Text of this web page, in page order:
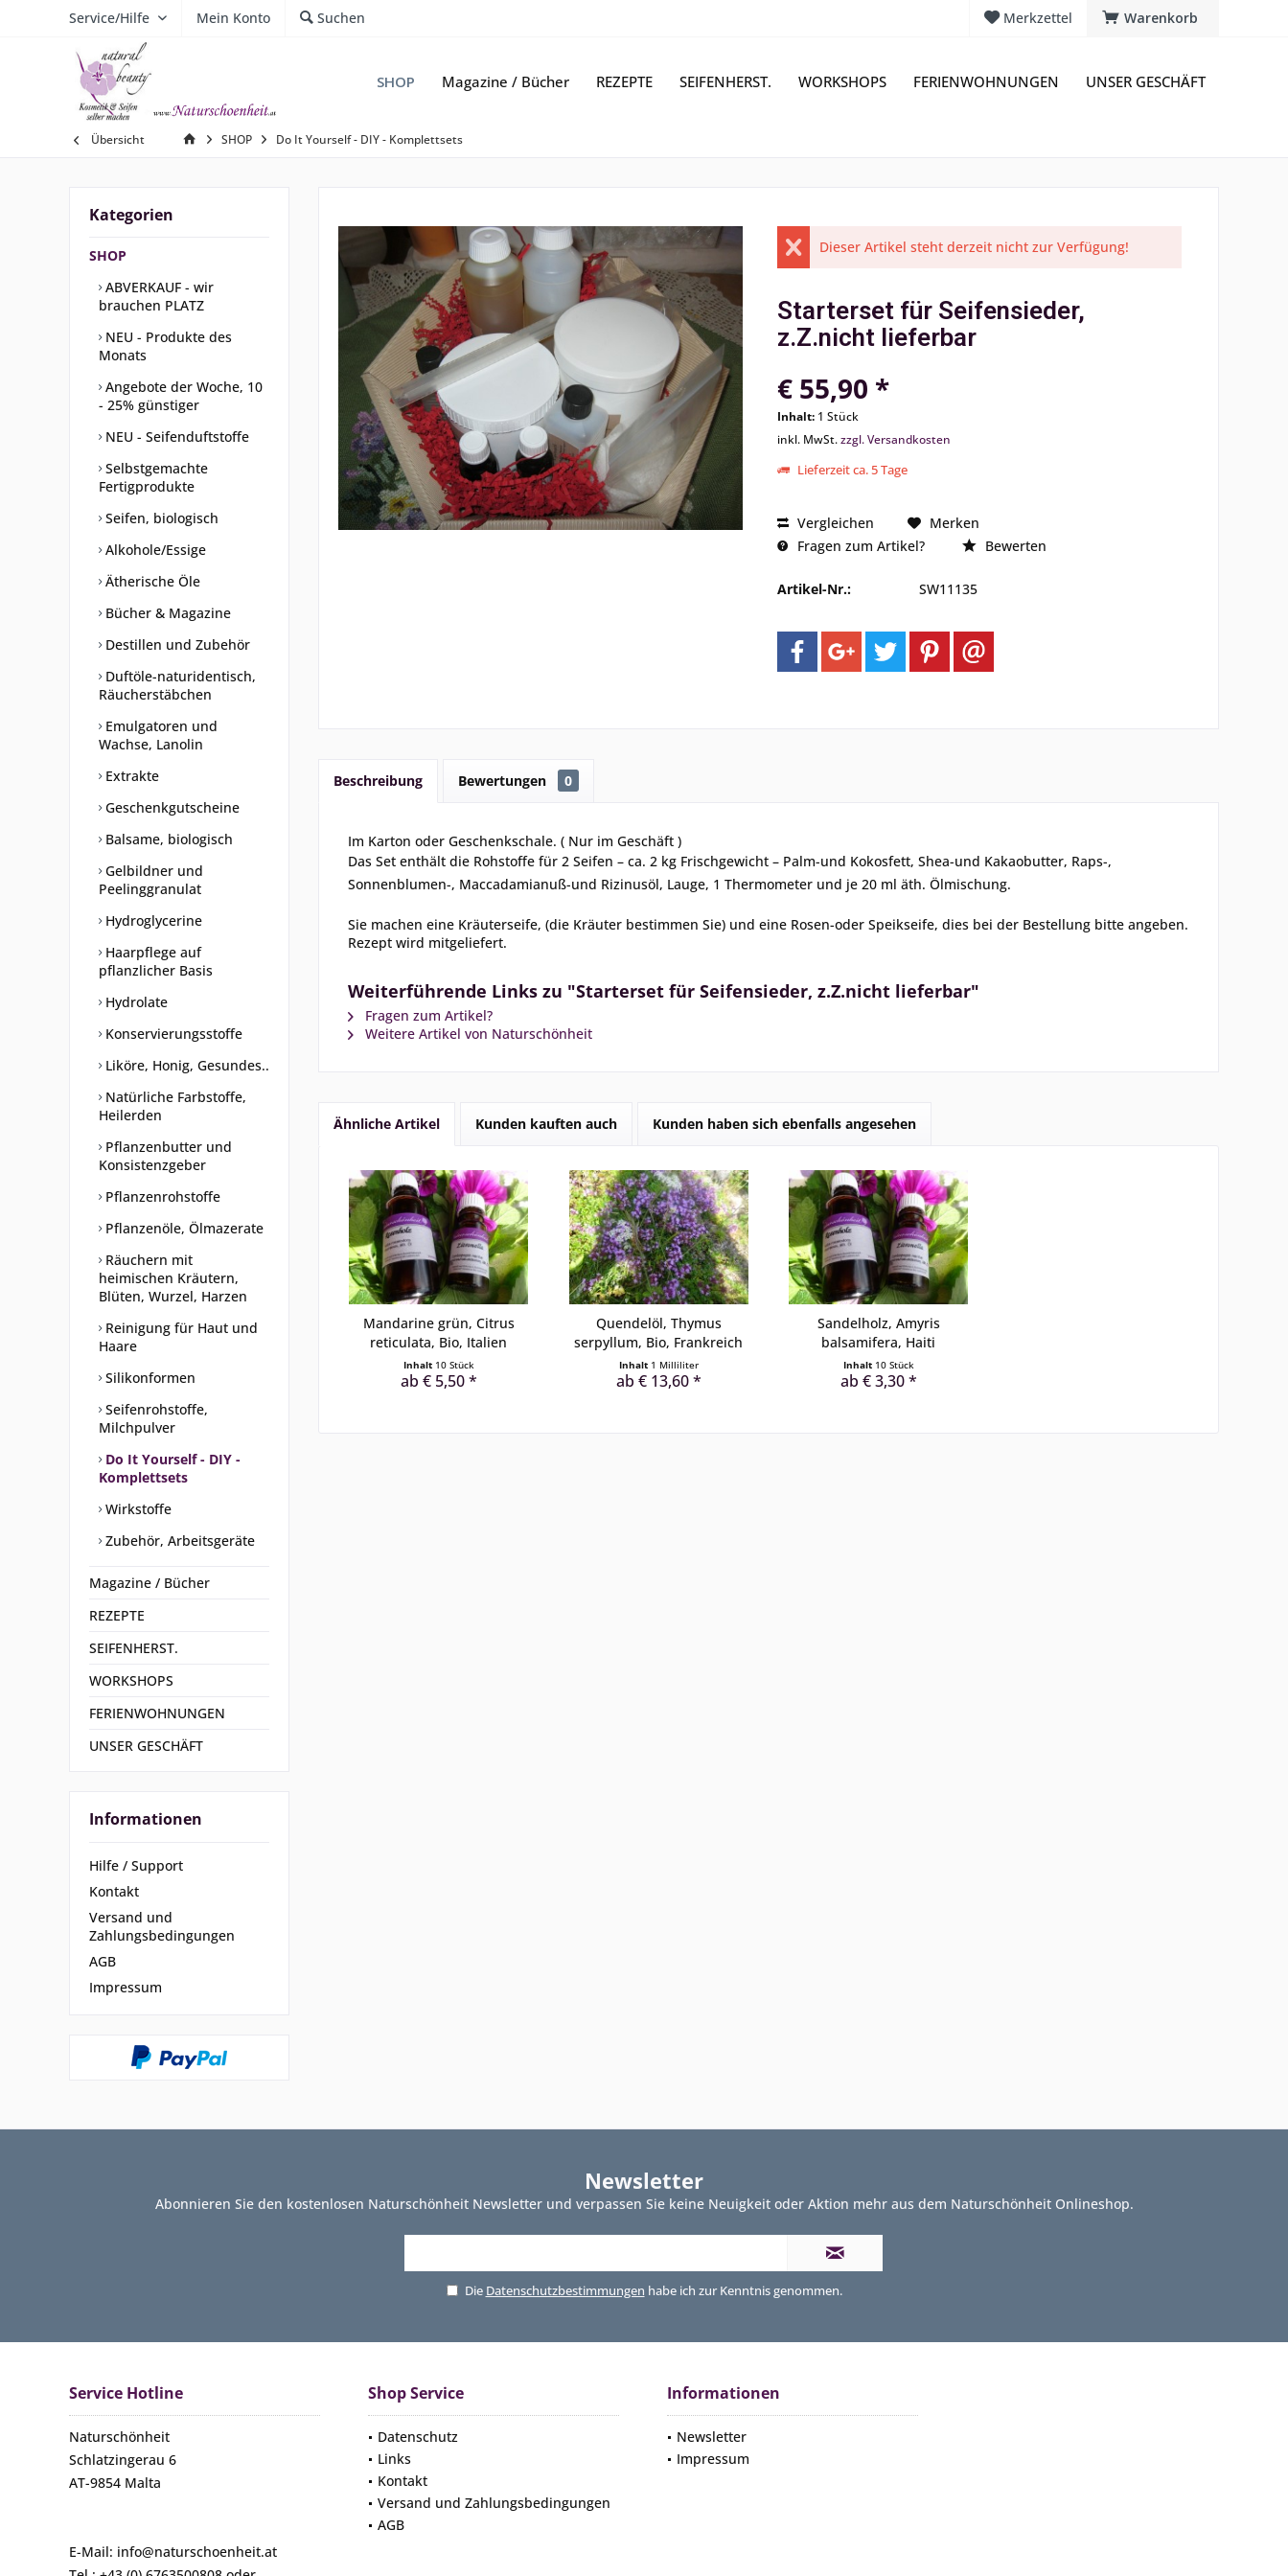
Warenkorb
Merkzettel
Service/Hilfe Mein Konto Suchen
SHOP Magazine / Bücher REZEPTE SEIFENHERST. WORKSHOPS FERIENWOHNUNGEN UNSER GESCHÄFT
Übersicht SHOP Do It Yourself - DIY - Komplettsets
Kategorien
SHOP
ABVERKAUF - wir
brauchen PLATZ
NEU - Produkte des
Monats
Angebote der Woche, 10
- 25% günstiger
NEU - Seifenduftstoffe
Selbstgemachte
Fertigprodukte
Seifen, biologisch
Alkohole/Essige
Ätherische Öle
Bücher & Magazine
Destillen und Zubehör
Duftöle-naturidentisch,
Räucherstäbchen
Emulgatoren und
Wachse, Lanolin
Extrakte
Geschenkgutscheine
Balsame, biologisch
Gelbildner und
Peelinggranulat
Hydroglycerine
Haarpflege auf
pflanzlicher Basis
Hydrolate
Konservierungsstoffe
Liköre, Honig, Gesundes..
Natürliche Farbstoffe,
Heilerden
Pflanzenbutter und
Konsistenzgeber
Pflanzenrohstoffe
Pflanzenöle, Ölmazerate
Räuchern mit
heimischen Kräutern,
Blüten, Wurzel, Harzen
Reinigung für Haut und
Haare
Silikonformen
Seifenrohstoffe,
Milchpulver
Do It Yourself - DIY -
Komplettsets
Wirkstoffe
Zubehör, Arbeitsgeräte
Magazine / Bücher
REZEPTE
SEIFENHERST.
WORKSHOPS
FERIENWOHNUNGEN
UNSER GESCHÄFT
Informationen
Hilfe / Support
Kontakt
Versand und
Zahlungsbedingungen
AGB
Impressum
Dieser Artikel steht derzeit nicht zur Verfügung!
Starterset für Seifensieder,
z.Z.nicht lieferbar
€ 55,90 *
Inhalt: 1 Stück
inkl. MwSt.zzgl. Versandkosten
Lieferzeit ca. 5 Tage
Vergleichen
Merken
Fragen zum Artikel?
Bewerten
Artikel-Nr.: SW11135
Beschreibung Bewertungen 0
Im Karton oder Geschenkschale. ( Nur im Geschäft )
Das Set enthält die Rohstoffe für 2 Seifen – ca. 2 kg Frischgewicht – Palm-und Kokosfett, Shea-und Kakaobutter, Raps-,
Sonnenblumen-, Maccadamianuß-und Rizinusöl, Lauge, 1 Thermometer und je 20 ml äth. Ölmischung.
Sie machen eine Kräuterseife, (die Kräuter bestimmen Sie) und eine Rosen-oder Speikseife, dies bei der Bestellung bitte angeben.
Rezept wird mitgeliefert.
Weiterführende Links zu "Starterset für Seifensieder, z.Z.nicht lieferbar"
Fragen zum Artikel?
Weitere Artikel von Naturschönheit
Ähnliche Artikel Kunden kauften auch Kunden haben sich ebenfalls angesehen
Mandarine grün, Citrus
reticulata, Bio, Italien
Inhalt 10 Stück
ab € 5,50 *
Quendelöl, Thymus
serpyllum, Bio, Frankreich
Inhalt 1 Milliliter
ab € 13,60 *
Sandelholz, Amyris
balsamifera, Haiti
Inhalt 10 Stück
ab € 3,30 *
Newsletter
Abonnieren Sie den kostenlosen Naturschönheit Newsletter und verpassen Sie keine Neuigkeit oder Aktion mehr aus dem Naturschönheit Onlineshop.
Die Datenschutzbestimmungen habe ich zur Kenntnis genommen.
Service Hotline
Naturschönheit
Schlatzingerau 6
AT-9854 Malta
E-Mail: info@naturschoenheit.at
Shop Service
Datenschutz
Links
Kontakt
Versand und Zahlungsbedingungen
AGB
Informationen
Newsletter
Impressum